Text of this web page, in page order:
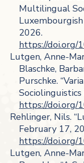
Multilingual
2026.
https://doi.org/
Lutgen, Anne-
Blaschke,
Purschke.
Sociolinguistics
https://doi.org/
Rehlinger, Nils.
February 17,
https://doi.org/
Lutgen, Anne-